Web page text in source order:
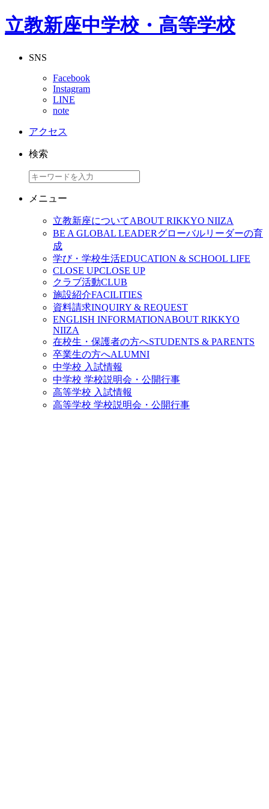
立教新座中学校・高等学校
SNS
Facebook
Instagram
LINE
note
アクセス
検索
メニュー
立教新座についてABOUT RIKKYO NIIZA
BE A GLOBAL LEADERグローバルリーダーの育
成
学び・学校生活EDUCATION & SCHOOL LIFE
CLOSE UPCLOSE UP
クラブ活動CLUB
施設紹介FACILITIES
資料請求INQUIRY & REQUEST
ENGLISH INFORMATIONABOUT RIKKYO
NIIZA
在校生・保護者の方へSTUDENTS & PARENTS
卒業生の方へALUMNI
中学校 入試情報
中学校 学校説明会・公開行事
高等学校 入試情報
高等学校 学校説明会・公開行事